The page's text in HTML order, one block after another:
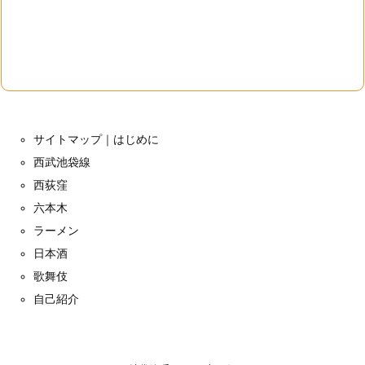
サイトマップ｜はじめに
西武池袋線
西荻窪
六本木
ラーメン
日本酒
歌舞伎
自己紹介